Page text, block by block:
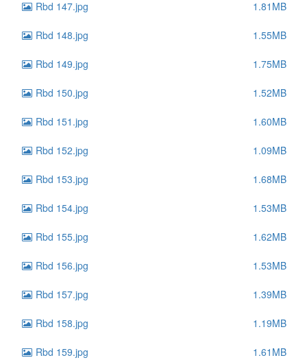
Rbd 147.jpg 1.81MB
Rbd 148.jpg 1.55MB
Rbd 149.jpg 1.75MB
Rbd 150.jpg 1.52MB
Rbd 151.jpg 1.60MB
Rbd 152.jpg 1.09MB
Rbd 153.jpg 1.68MB
Rbd 154.jpg 1.53MB
Rbd 155.jpg 1.62MB
Rbd 156.jpg 1.53MB
Rbd 157.jpg 1.39MB
Rbd 158.jpg 1.19MB
Rbd 159.jpg 1.61MB